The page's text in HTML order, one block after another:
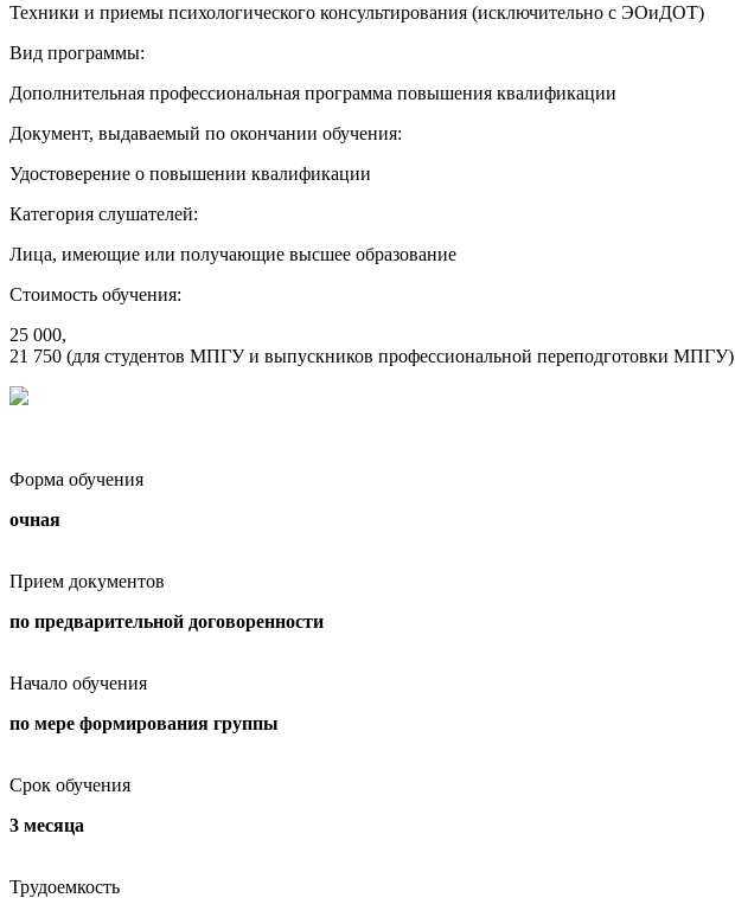
Техники и приемы психологического консультирования (исключительно с ЭОиДОТ)
Вид программы:
Дополнительная профессиональная программа повышения квалификации
Документ, выдаваемый по окончании обучения:
Удостоверение о повышении квалификации
Категория слушателей:
Лица, имеющие или получающие высшее образование
Стоимость обучения:
25 000,
21 750 (для студентов МПГУ и выпускников профессиональной переподготовки МПГУ)
Форма обучения
очная
Прием документов
по предварительной договоренности
Начало обучения
по мере формирования группы
Срок обучения
3 месяца
Трудоемкость